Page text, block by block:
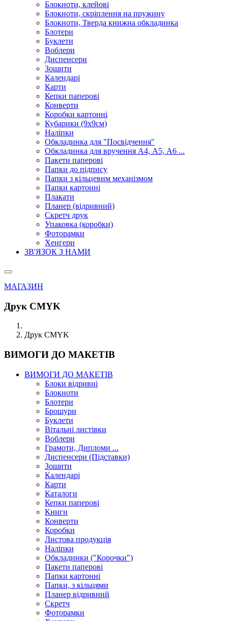
Блокноти, клейові
Блокноти, скріплення на пружину
Блокноти, Тверда книжна обкладинка
Блотери
Буклети
Воблери
Диспенсери
Зошити
Календарі
Карти
Кепки паперові
Конверти
Коробки картонні
Кубарики (9х9см)
Наліпки
Обкладинка для "Посвідчення"
Обкладинка для вручення А4, А5, А6 ...
Пакети паперові
Папки до підпису
Папки з кільцевим механізмом
Папки картонні
Плакати
Планер (відривний)
Скретч друк
Упаковка (коробки)
Фоторамки
Хенгери
ЗВ'ЯЗОК З НАМИ
МАГАЗИН
Друк CMYK
Друк CMYK
ВИМОГИ ДО МАКЕТІВ
ВИМОГИ ДО МАКЕТІВ
Блоки відривні
Блокноти
Блотери
Брошури
Буклети
Вітальні листівки
Воблери
Грамоти, Дипломи ...
Диспенсери (Підставки)
Зошити
Календарі
Карти
Каталоги
Кепки паперові
Книги
Конверти
Коробки
Листова продукція
Наліпки
Обкладинки ("Корочки")
Пакети паперові
Папки картонні
Папки, з кільцями
Планер відривний
Скретч
Фоторамки